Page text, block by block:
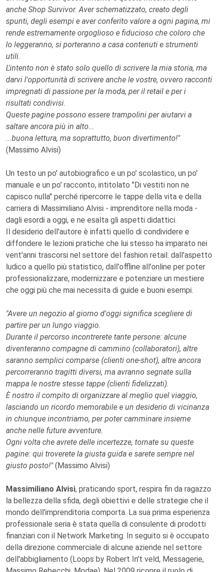
anche Shop Survivor. Aver schematizzato, creato degli
spunti, degli esempi e aver conferito valore a ogni pagina, mi
rende estremamente orgoglioso e fiducioso che coloro che
lo leggeranno, si porteranno a casa contenuti e strumenti
utili.
L'intento non è stato solo quello di scrivere la mia storia, ma
darvi l'opportunità di scrivere anche le vostre, ovvero racconti
impregnati di passione per la moda, per il retail e per i
risultati condivisi.
Queste pagine possono essere trampolini per aiutarvi a
saltare ancora più in alto...
...buona lettura, ma soprattutto, buon divertimento!"
(Massimo Alvisi)
Un testo un po' autobiografico e un po' scolastico, un po'
manuale e un po' racconto, intitolato "Di vestiti non ne
capisco nulla" perché ripercorre le tappe della vita e della
carriera di Massimiliano Alvisi - imprenditore nella moda -
dagli esordi a oggi, e ne esalta gli aspetti didattici.
Il desiderio dell'autore è infatti quello di condividere e
diffondere le lezioni pratiche che lui stesso ha imparato nei
vent'anni trascorsi nel settore del fashion retail: dall'aspetto
ludico a quello più statistico, dall'offline all'online per poter
professionalizzare, modernizzare e potenziare un mestiere
che oggi più che mai necessita di guide e buoni esempi.
"Avere un negozio al giorno d'oggi significa scegliere di
partire per un lungo viaggio.
Durante il percorso incontrerete tante persone: alcune
diventeranno compagne di cammino (collaboratori), altre
saranno semplici comparse (clienti one-shot), altre ancora
percorreranno tragitti diversi, ma avranno segnate sulla
mappa le nostre stesse tappe (clienti fidelizzati).
È nostro il compito di organizzare al meglio quel viaggio,
lasciando un ricordo memorabile e un desiderio di vicinanza
in chiunque incontriamo, per poter camminare insieme
anche nelle future avventure.
Ogni volta che avrete delle incertezze, tornate su queste
pagine: qui troverete la giusta guida e sarete sempre nel
giusto posto!"(Massimo Alvisi)
Massimiliano Alvisi, praticando sport, respira fin da ragazzo
la bellezza della sfida, degli obiettivi e delle strategie che il
mondo dell'imprenditoria comporta. La sua prima esperienza
professionale seria è stata quella di consulente di prodotti
finanziari con il Network Marketing. In seguito si è occupato
della direzione commerciale di alcune aziende nel settore
dell'abbigliamento (Loops by Robert In't veld, Messagerie,